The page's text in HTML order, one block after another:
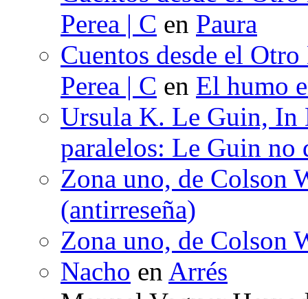
Perea | C en Paura
Cuentos desde el
Perea | C en El humo
Ursula K. Le Guin, In
paralelos: Le Guin no
Zona uno, de Colson
(antirreseña)
Zona uno, de Colson
Nacho en Arrés